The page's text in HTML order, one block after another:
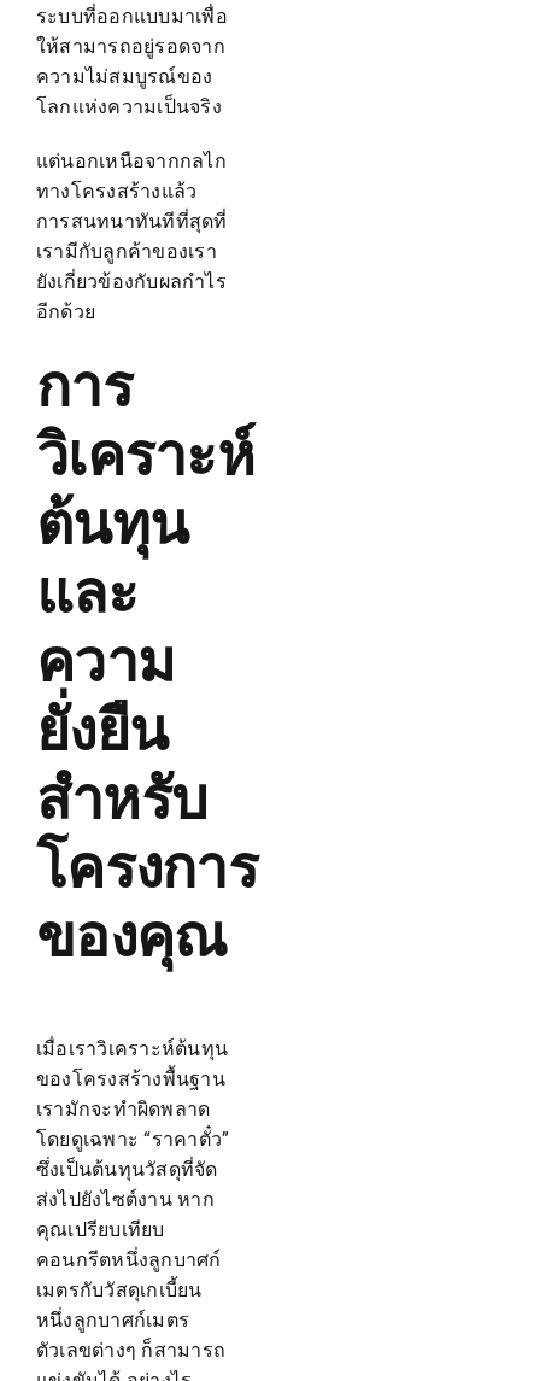
ระบบที่ออกแบบมาเพื่อ
ให้สามารถอยู่รอดจาก
ความไม่สมบูรณ์ของ
โลกแห่งความเป็นจริง
แต่นอกเหนือจากกลไก
ทางโครงสร้างแล้ว
การสนทนาทันทีที่สุดที่
เรามีกับลูกค้าของเรา
ยังเกี่ยวข้องกับผลกำไร
อีกด้วย
การ
วิเคราะห์
ต้นทุน
และ
ความ
ยั่งยืน
สำหรับ
โครงการ
ของคุณ
เมื่อเราวิเคราะห์ต้นทุน
ของโครงสร้างพื้นฐาน
เรามักจะทำผิดพลาด
โดยดูเฉพาะ “ราคาตั๋ว”
ซึ่งเป็นต้นทุนวัสดุที่จัด
ส่งไปยังไซต์งาน หาก
คุณเปรียบเทียบ
คอนกรีตหนึ่งลูกบาศก์
เมตรกับวัสดุเกเบี้ยน
หนึ่งลูกบาศก์เมตร
ตัวเลขต่างๆ ก็สามารถ